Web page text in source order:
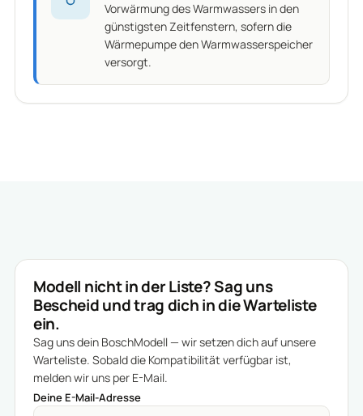
Vorwärmung des Warmwassers in den
günstigsten Zeitfenstern, sofern die
Wärmepumpe den Warmwasserspeicher
versorgt.
Modell nicht in der Liste? Sag uns
Bescheid und trag dich in die Warteliste
ein.
Sag uns dein BoschModell — wir setzen dich auf unsere
Warteliste. Sobald die Kompatibilität verfügbar ist,
melden wir uns per E-Mail.
Deine E-Mail-Adresse